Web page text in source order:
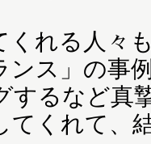
れる人々
ンス」の事
するなど真
てくれて、